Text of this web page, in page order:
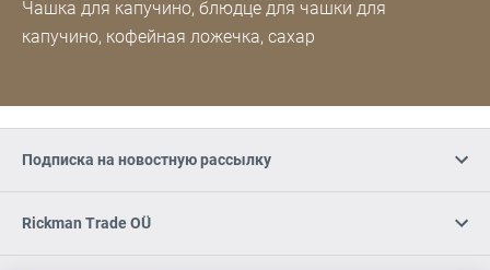
Чашка для капучино, блюдце для чашки для
капучино, кофейная ложечка, сахар
Подписка на новостную рассылку
Rickman Trade OÜ